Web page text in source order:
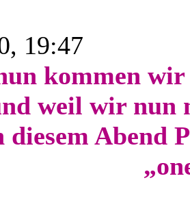
19:47
kommen
weil wir
diesem Abend